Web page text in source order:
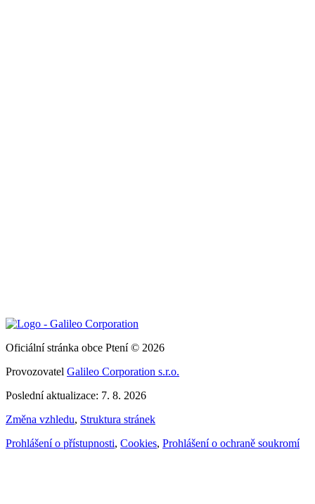
Oficiální stránka obce Ptení © 2026
Provozovatel Galileo Corporation s.r.o.
Poslední aktualizace: 7. 8. 2026
Změna vzhledu, Struktura stránek
Prohlášení o přístupnosti, Cookies, Prohlášení o ochraně soukromí